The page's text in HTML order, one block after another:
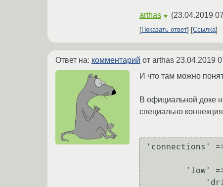
arthas ★ (23.04.2019
Показать ответ Ссылка
Ответ на: комментарий от arthas 23.04.2019
И что там можно
В официальной доке
специально
'connections'